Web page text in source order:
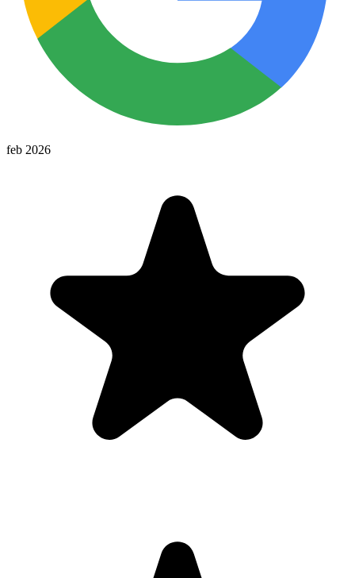
feb 2026